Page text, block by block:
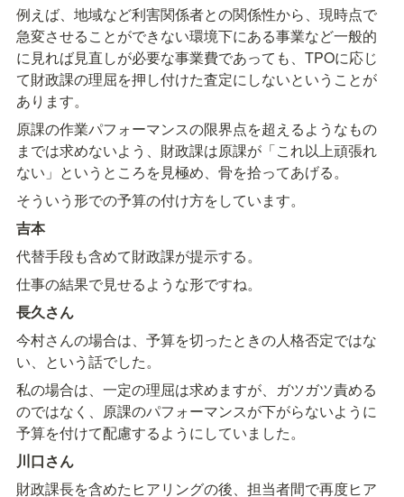
例えば、地域など利害関係者との関係性から、現時点で
急変させることができない環境下にある事業など一般的
に見れば見直しが必要な事業費であっても、TPOに応じ
て財政課の理屈を押し付けた査定にしないということが
あります。
原課の作業パフォーマンスの限界点を超えるようなもの
までは求めないよう、財政課は原課が「これ以上頑張れ
ない」というところを見極め、骨を拾ってあげる。
そういう形での予算の付け方をしています。
吉本
代替手段も含めて財政課が提示する。
仕事の結果で見せるような形ですね。
長久さん
今村さんの場合は、予算を切ったときの人格否定ではな
い、という話でした。
私の場合は、一定の理屈は求めますが、ガツガツ責める
のではなく、原課のパフォーマンスが下がらないように
予算を付けて配慮するようにしていました。
川口さん
財政課長を含めたヒアリングの後、担当者間で再度ヒア